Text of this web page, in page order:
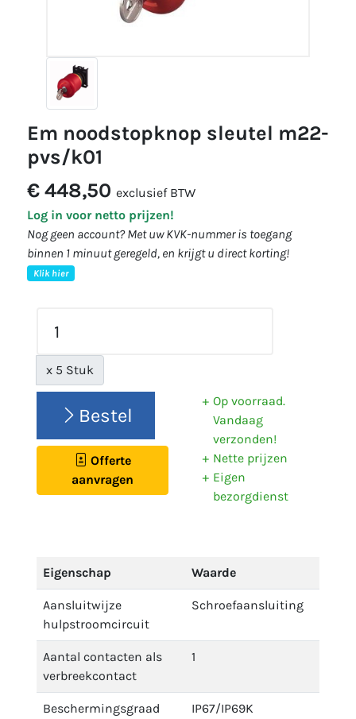
em noodstopknop sleutel m22-
pvs/k01
€ 448,50 exclusief BTW
Log in voor netto prijzen!
Nog geen account? Met uw KVK-nummer is toegang
binnen 1 minuut geregeld, en krijgt u direct korting!
Klik hier
x 5 Stuk
Bestel
Offerte
aanvragen
Op voorraad.
Vandaag
verzonden!
Nette prijzen
Eigen
bezorgdienst
Eigenschap Waarde
Aansluitwijze
hulpstroomcircuit
Schroefaansluiting
Aantal contacten als
verbreekcontact
1
Beschermingsgraad
IP67/IP69K